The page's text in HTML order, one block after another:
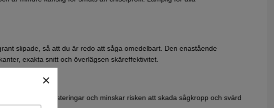
slipade, så att du är redo att såga omedelbart. Den enastående
exakta snitt och överlägsen skäreffektivitet.
ger färre justeringar och minskar risken att skada sågkropp och svärd